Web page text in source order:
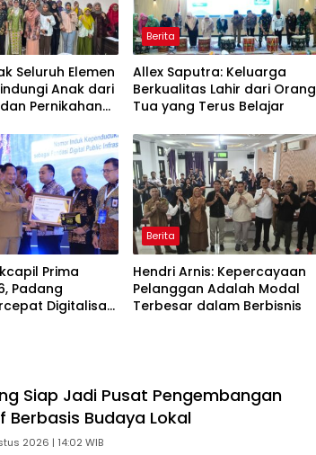
Seluruh Elemen
Anak dari
Pernikahan
Berita
Allex Saputra: Keluarga
Berkualitas Lahir dari Orang
Tua yang Terus Belajar
Prima
Padang
Digitalisasi
Berita
Hendri Arnis: Kepercayaan
Pelanggan Adalah Modal
Terbesar dalam Berbisnis
Siap Jadi Pusat Pengembangan
Berbasis Budaya Lokal
2026 | 14:02 WIB